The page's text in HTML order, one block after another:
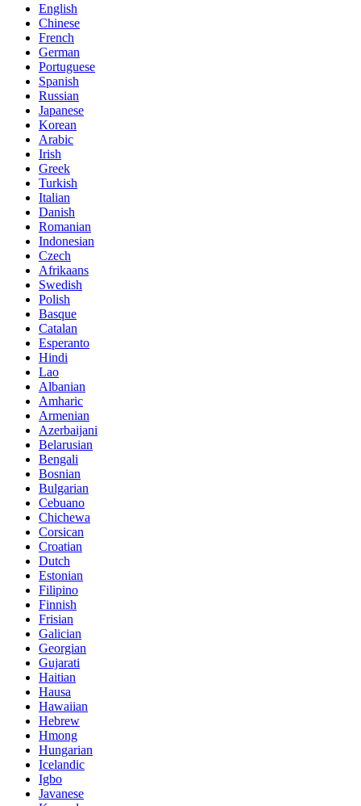
English
Chinese
French
German
Portuguese
Spanish
Russian
Japanese
Korean
Arabic
Irish
Greek
Turkish
Italian
Danish
Romanian
Indonesian
Czech
Afrikaans
Swedish
Polish
Basque
Catalan
Esperanto
Hindi
Lao
Albanian
Amharic
Armenian
Azerbaijani
Belarusian
Bengali
Bosnian
Bulgarian
Cebuano
Chichewa
Corsican
Croatian
Dutch
Estonian
Filipino
Finnish
Frisian
Galician
Georgian
Gujarati
Haitian
Hausa
Hawaiian
Hebrew
Hmong
Hungarian
Icelandic
Igbo
Javanese